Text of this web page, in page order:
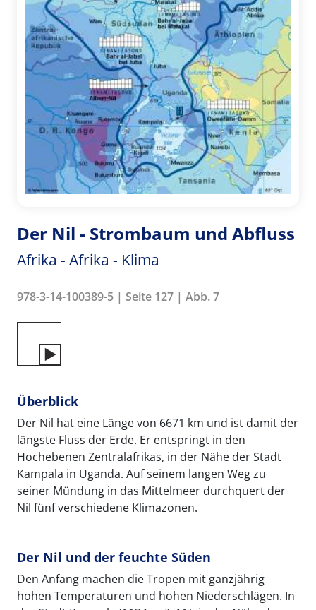
Der Nil - Strombaum und Abfluss
Afrika - Afrika - Klima
978-3-14-100389-5 | Seite 127 | Abb. 7
Überblick
Der Nil hat eine Länge von 6671 km und ist damit der
längste Fluss der Erde. Er entspringt in den
Hochebenen Zentralafrikas, in der Nähe der Stadt
Kampala in Uganda. Auf seinem langen Weg zu
seiner Mündung in das Mittelmeer durchquert der
Nil fünf verschiedene Klimazonen.
Der Nil und der feuchte Süden
Den Anfang machen die Tropen mit ganzjährig
hohen Temperaturen und hohen Niederschlägen. In